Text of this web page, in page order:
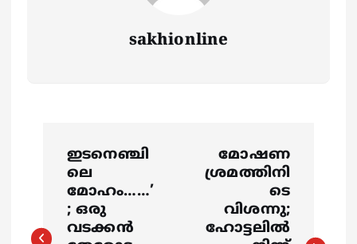
sakhionline
s
ഇടനെഞ്ചി
ലെ
മോഹം……’
; ഒരു
വടക്കന്‍
മോഷണ
ശ്രമത്തിനി
ടെ
വിശന്നു;
ഹോട്ടലിൽ